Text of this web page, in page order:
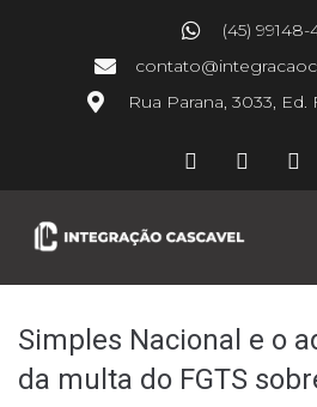
(45)
Rua Parana, 3033, Ed.
Simples Nacional e o
da multa do FGTS